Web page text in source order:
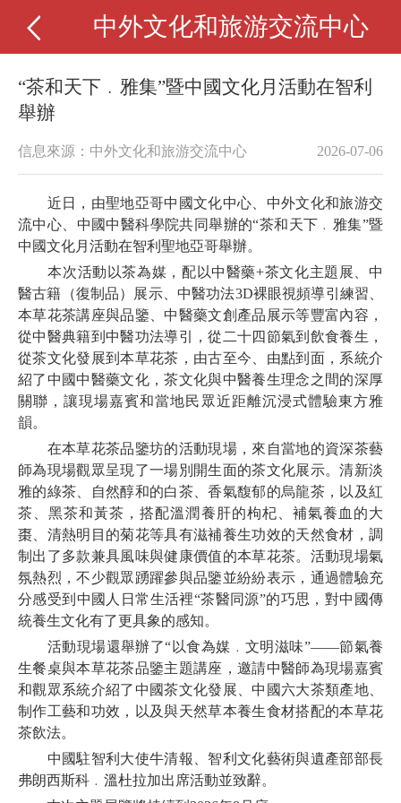
中外文化和旅游交流中心
“茶和天下﹒雅集”暨中國文化月活動在智利
舉辦
信息來源：中外文化和旅游交流中心 2026-07-06
近日，由聖地亞哥中國文化中心、中外文化和旅游交
流中心、中國中醫科學院共同舉辦的“茶和天下﹒雅集”暨
中國文化月活動在智利聖地亞哥舉辦。
本次活動以茶為媒，配以中醫藥+茶文化主題展、中
醫古籍（復制品）展示、中醫功法3D裸眼視頻導引練習、
本草花茶講座與品鑒、中醫藥文創產品展示等豐富內容，
從中醫典籍到中醫功法導引，從二十四節氣到飲食養生，
從茶文化發展到本草花茶，由古至今、由點到面，系統介
紹了中國中醫藥文化，茶文化與中醫養生理念之間的深厚
關聯，讓現場嘉賓和當地民眾近距離沉浸式體驗東方雅
韻。
在本草花茶品鑒坊的活動現場，來自當地的資深茶藝
師為現場觀眾呈現了一場別開生面的茶文化展示。清新淡
雅的綠茶、自然醇和的白茶、香氣馥郁的烏龍茶，以及紅
茶、黑茶和黃茶，搭配溫潤養肝的枸杞、補氣養血的大
棗、清熱明目的菊花等具有滋補養生功效的天然食材，調
制出了多款兼具風味與健康價值的本草花茶。活動現場氣
氛熱烈，不少觀眾踴躍參與品鑒並紛紛表示，通過體驗充
分感受到中國人日常生活裡“茶醫同源”的巧思，對中國傳
統養生文化有了更具象的感知。
活動現場還舉辦了“以食為媒﹒文明滋味”——節氣養
生餐桌與本草花茶品鑒主題講座，邀請中醫師為現場嘉賓
和觀眾系統介紹了中國茶文化發展、中國六大茶類產地、
制作工藝和功效，以及與天然草本養生食材搭配的本草花
茶飲法。
中國駐智利大使牛清報、智利文化藝術與遺產部部長
弗朗西斯科﹒溫杜拉加出席活動並致辭。